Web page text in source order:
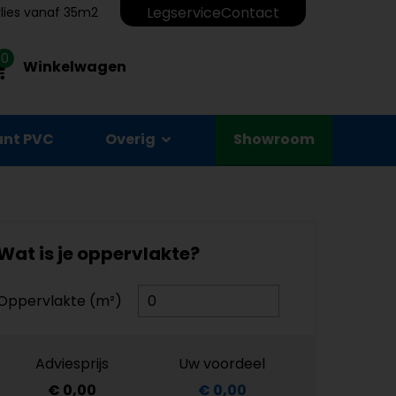
vanaf 35m2 LegserviceContact
0 Winkelwagen
PVC Overig Showroom
is je oppervlakte?
(m²)
Adviesprijs
€ 0,00
Uw voordeel
€ 0,00